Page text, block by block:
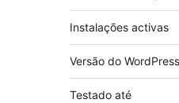
Instalações activas
Versão do WordPress
Testado até